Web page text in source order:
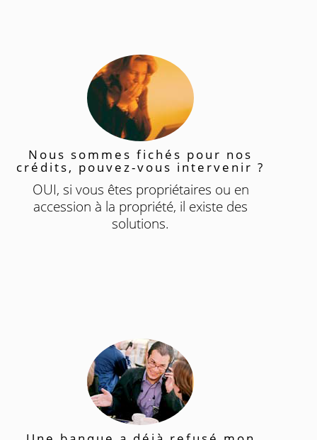
Nous sommes fichés pour nos
crédits, pouvez-vous intervenir ?
OUI, si vous êtes propriétaires ou en
accession à la propriété, il existe des
solutions.